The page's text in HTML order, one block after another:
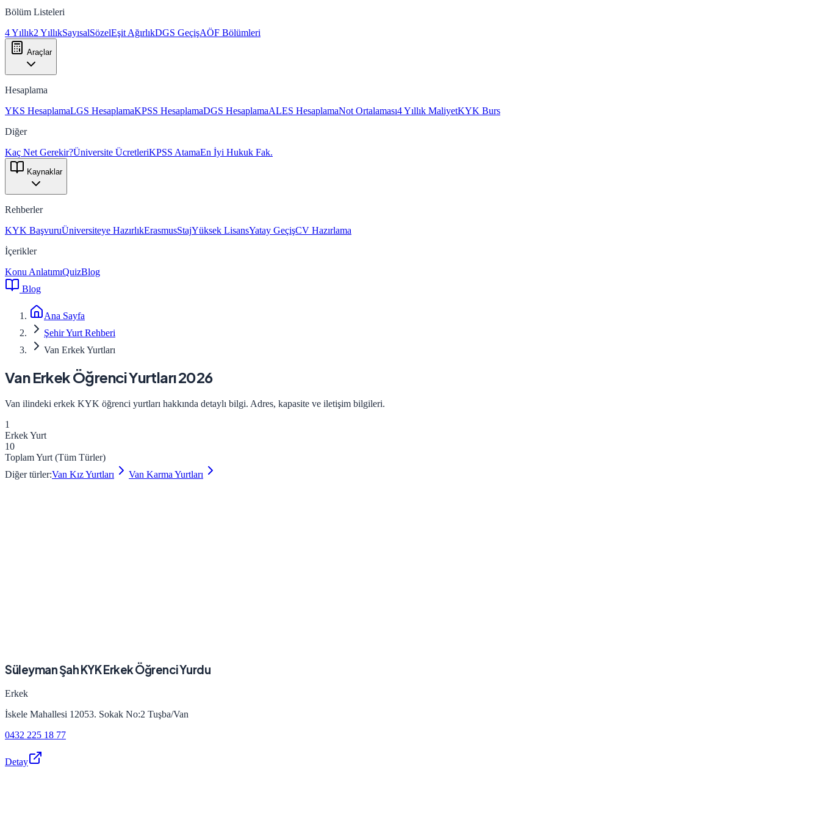
Bölüm Listeleri
4 Yıllık2 YıllıkSayısalSözelEşit AğırlıkDGS GeçişAÖF Bölümleri
Araçlar
Hesaplama
YKS HesaplamaLGS HesaplamaKPSS HesaplamaDGS HesaplamaALES HesaplamaNot Ortalaması4 Yıllık MaliyetKYK Burs
Diğer
Kaç Net Gerekir?Üniversite ÜcretleriKPSS AtamaEn İyi Hukuk Fak.
Kaynaklar
Rehberler
KYK BaşvuruÜniversiteye HazırlıkErasmusStajYüksek LisansYatay GeçişCV Hazırlama
İçerikler
Konu AnlatımıQuizBlog
Blog
Ana Sayfa
Şehir Yurt Rehberi
Van Erkek Yurtları
VanErkekÖğrenci Yurtları 2026
Van ilindeki erkek KYK öğrenci yurtları hakkında detaylı bilgi. Adres, kapasite ve iletişim bilgileri.
1
ErkekYurt
10
Toplam Yurt (Tüm Türler)
Diğer türler:Van KızYurtları Van Karma Yurtları
Süleyman Şah KYK Erkek Öğrenci Yurdu
Erkek
İskele Mahallesi 12053. Sokak No:2 Tuşba/Van
0432 225 18 77
Detay